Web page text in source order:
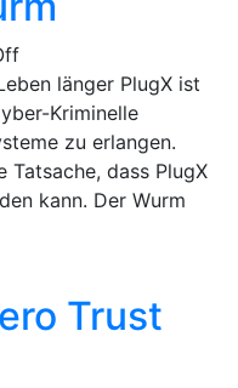
länger PlugX ist
Kriminelle
zu erlangen.
Tatsache, dass PlugX
kann. Der Wurm
Trust